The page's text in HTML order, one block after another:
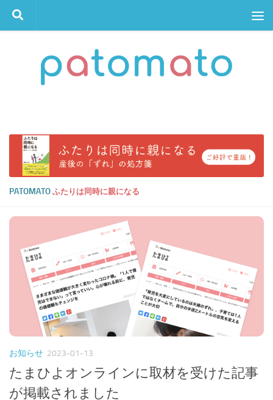
コンテンツへスキップ
PATOMATO ふたりは同時に親になる
お知らせ 2023-01-13
たまひよオンラインに取材を受けた記事
が掲載されました